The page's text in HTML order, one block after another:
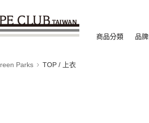
商品分類 品
Parks TOP / 上衣